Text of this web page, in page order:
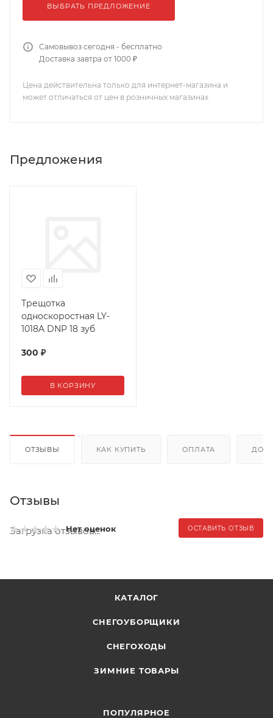
ВЫБРАТЬ ПРЕДЛОЖЕНИЕ
Самовывоз сегодня - бесплатно
Доставка завтра от 1000 ₽
Цена действительна только для интернет-магазина и
может отличаться от цен в розничных магазинах
Предложения
Трещотка
односкоростная LY-
1018A DNP 18 зуб
300 ₽
В КОРЗИНУ
ОТЗЫВЫ КАК КУПИТЬ ОПЛАТА
Отзывы
Нет оценок ОСТАВИТЬ ОТЗЫВ
Загрузка отзывов...
КАТАЛОГ
СНЕГОУБОРЩИКИ
СНЕГОХОДЫ
ЗИМНИЕ ТОВАРЫ
ПОПУЛЯРНОЕ